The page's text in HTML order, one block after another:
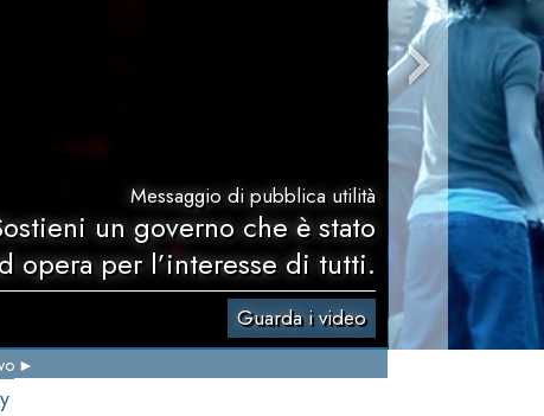
Messaggio di pubblica utilità
un governo che è stato
opera per l’interesse di tutti.
Guarda i video